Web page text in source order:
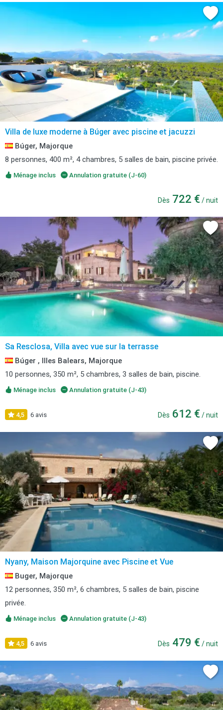
Villa de luxe moderne à Búger avec piscine et jacuzzi
Búger, Majorque
8 personnes, 400 m², 4 chambres, 5 salles de bain, piscine privée.
Ménage inclus Annulation gratuite (J-60)
Dès 722 € / nuit
Sa Resclosa, Villa avec vue sur la terrasse
Búger , Illes Balears, Majorque
10 personnes, 350 m², 5 chambres, 3 salles de bain, piscine.
Ménage inclus Annulation gratuite (J-43)
4,5 6 avis Dès 612 € / nuit
Nyany, Maison Majorquine avec Piscine et Vue
Buger, Majorque
12 personnes, 350 m², 6 chambres, 5 salles de bain, piscine
privée.
Ménage inclus Annulation gratuite (J-43)
4,5 6 avis Dès 479 € / nuit